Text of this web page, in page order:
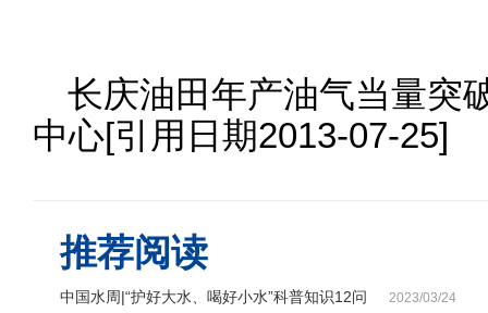
长庆油田年产油气当量突
中心[引用日期2013-07-25]
推荐阅读
中国水周|“护好大水、喝好小水”科普知识12问 2023/03/24